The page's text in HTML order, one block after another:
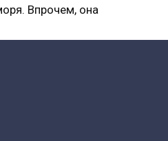
Впрочем, она